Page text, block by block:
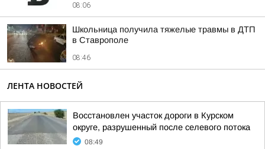
08:06
Школьница получила тяжелые травмы в ДТП
в Ставрополе
08:46
ЛЕНТА НОВОСТЕЙ
Восстановлен участок дороги в Курском
округе, разрушенный после селевого потока
08:49